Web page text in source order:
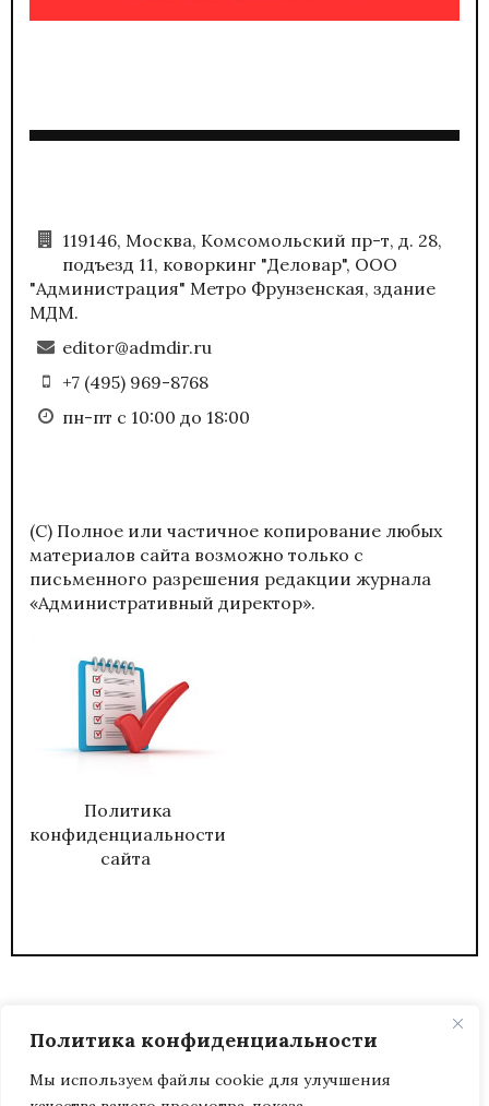
Политика конфиденциальности
Мы используем файлы cookie для улучшения
119146, Москва, Комсомольский пр-т, д. 28,
подъезд 11, коворкинг "Деловар", ООО
"Администрация" Метро Фрунзенская, здание
МДМ.
editor@admdir.ru
+7 (495) 969-8768
пн-пт с 10:00 до 18:00
(С) Полное или частичное копирование любых
материалов сайта возможно только с
письменного разрешения редакции журнала
«Административный директор».
Политика
конфиденциальности
сайта